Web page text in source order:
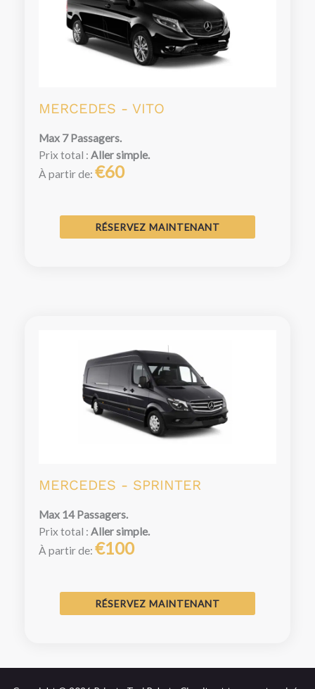
MERCEDES - VITO
Max 7 Passagers.
Prix total : Aller simple.
À partir de: €60
RÉSERVEZ MAINTENANT
MERCEDES - SPRINTER
Max 14 Passagers.
Prix total : Aller simple.
À partir de: €100
RÉSERVEZ MAINTENANT